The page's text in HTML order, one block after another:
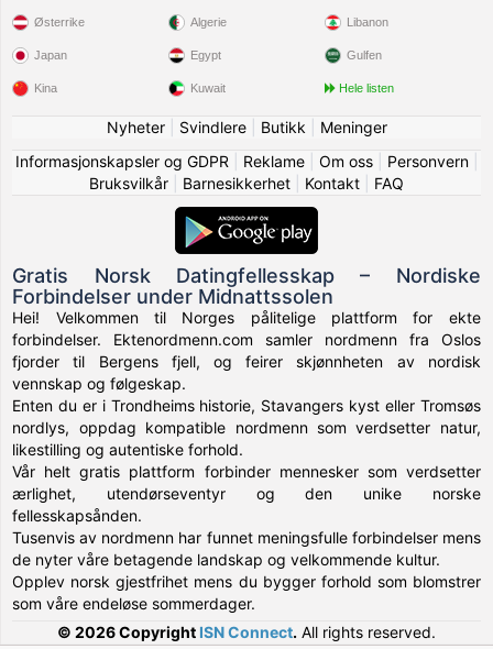
Østerrike
Japan
Kina
Algerie
Egypt
Kuwait
Libanon
Gulfen
Hele listen
Nyheter| Svindlere| Butikk
Meninger
Informasjonskapsler og GDPR
Reklame| Om oss| Personvern|
Bruksvilkår
Barnesikkerhet Kontakt FAQ
Gratis Norsk Datingfellesskap – Nordiske
Forbindelser under Midnattssolen
Hei! Velkommen til Norges pålitelige plattform for ekte
forbindelser. Ektenordmenn.com samler nordmenn fra Oslos
fjorder til Bergens fjell, og feirer skjønnheten av nordisk
vennskap og følgeskap.
Enten du er i Trondheims historie, Stavangers kyst eller Tromsøs
nordlys, oppdag kompatible nordmenn som verdsetter natur,
likestilling og autentiske forhold.
Vår helt gratis plattform forbinder mennesker som verdsetter
ærlighet, utendørseventyr og den unike norske
fellesskapsånden.
Tusenvis av nordmenn har funnet meningsfulle forbindelser mens
de nyter våre betagende landskap og velkommende kultur.
Opplev norsk gjestfrihet mens du bygger forhold som blomstrer
som våre endeløse sommerdager.
© 2026 Copyright ISN Connect. All rights reserved.